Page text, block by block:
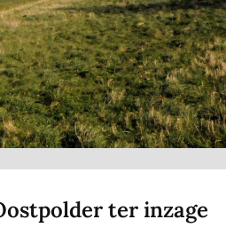
ter inzage